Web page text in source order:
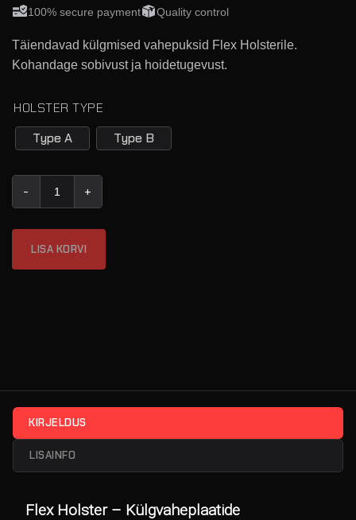
100% secure payment Quality control
Täiendavad külgmised vahepuksid Flex Holsterile.
Kohandage sobivust ja hoidetugevust.
HOLSTER TYPE
Type A
Type B
LISA KORVI
KIRJELDUS
LISAINFO
Flex Holster – Külgvaheplaatide